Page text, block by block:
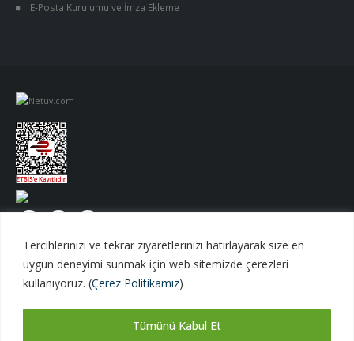
Tercihlerinizi ve tekrar ziyaretlerinizi hatırlayarak size en
uygun deneyimi sunmak için web sitemizde çerezleri
kullanıyoruz. (Çerez Politikamız)
Tümünü Kabul Et
E-Posta Kurulumu ve İmza Ekleme
Netuv Bilişim A.Ş. | © 1998 - 2026 Tüm hakları saklıdır.